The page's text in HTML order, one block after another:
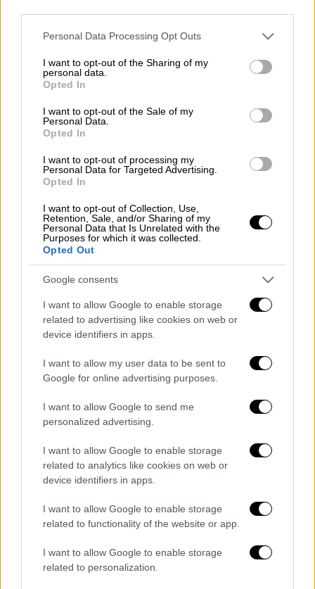
Please note that this website/app uses one or more Google
not limited to your visit or usage behaviour. You may click to
grant or deny consent to Google and its third-party tags to
use your data for below specified purposes in below Google
consent section.
Personal Data Processing Opt Outs
I want to opt-out of the Sharing of my
personal data.
Opted In
I want to opt-out of the Sale of my
Personal Data.
Opted In
I want to opt-out of processing my
Personal Data for Targeted Advertising.
Opted In
I want to opt-out of Collection, Use,
Retention, Sale, and/or Sharing of my
Personal Data that Is Unrelated with the
Purposes for which it was collected.
Opted Out
Google consents
I want to allow Google to enable storage
related to advertising like cookies on web or
device identifiers in apps.
I want to allow my user data to be sent to
Google for online advertising purposes.
I want to allow Google to send me
personalized advertising.
I want to allow Google to enable storage
related to analytics like cookies on web or
device identifiers in apps.
I want to allow Google to enable storage
related to functionality of the website or app.
I want to allow Google to enable storage
related to personalization.
Αντί στεφάνων, επιθυμία της οικογένειας
του δημοσιογράφου είναι να γίνουν δωρεές
Καταφύγιο Ζώων Σχιστού.
ΔΙΑΒΑΣΤΕ ΕΠΙΣΗΣ
Ελλάδα|16.12.2021 14:51
Φρικιαστική εξέλιξη με τον 59χρονο
μητροκτόνο στα Γρεβενά:
Ελλάδα|16.12.2021 14:30
«Να παραιτηθεί ο τραμπούκος»: Η
μέρα που ο σωματοφύλακας του
Ανδρέα χτύπησε άγρια τον Γιώργο
Τράγκα
Γιατί ακύρωσε η Βασίλισσα Ελισάβετ
το οικογενειακό τραπέζι των
Χριστουγέννων
Ο διαβητολόγος που παρακολουθούσε τον
ότι ο δημοσιογράφος για κάποιο λόγο
φοβόταν το εμβόλιο και συνεχώς το
ανέβαλε. Εξήγησε πώς τον παρακαλούσε να
εμβολιαστεί και εκείνος με δικαιολογίες το